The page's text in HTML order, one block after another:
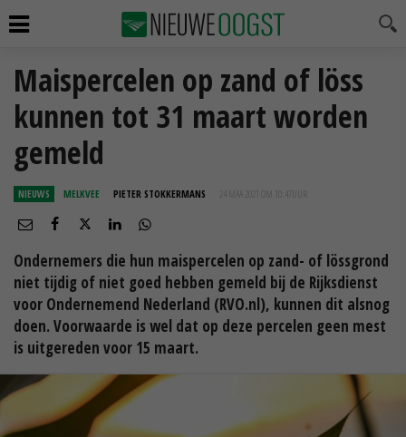
Maispercelen op zand of löss
kunnen tot 31 maart worden
gemeld
NIEUWS MELKVEE PIETER STOKKERMANS 24 MAA 2021 OM 10:47
Ondernemers die hun maispercelen op zand- of lössgrond
niet tijdig of niet goed hebben gemeld bij de Rijksdienst
voor Ondernemend Nederland (RVO.nl), kunnen dit alsnog
doen. Voorwaarde is wel dat op deze percelen geen mest
is uitgereden voor 15 maart.